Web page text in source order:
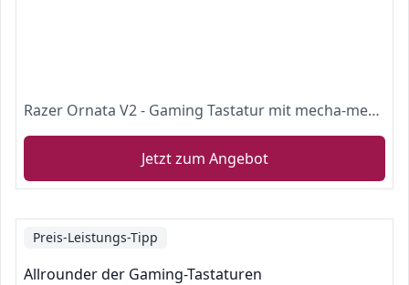
Razer Ornata V2 - Gaming Tastatur mit mecha-membranen Hybrid-Schaltern (Multifunktionaler Drehregler und Medientasten, voll programmierbar, RGB Chroma) QWERTZ | DE-Layout, Schwarz
Jetzt zum Angebot
Preis-Leistungs-Tipp
Allrounder der Gaming-Tastaturen